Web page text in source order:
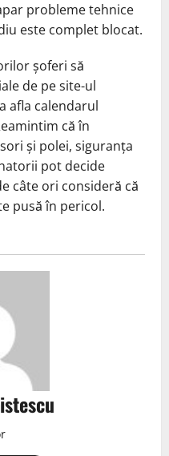
probleme tehnice
este complet blocat.
șoferi să
de pe site-ul
afla calendarul
că în
și polei, siguranța
pot decide
câte ori consideră că
pusă în pericol.